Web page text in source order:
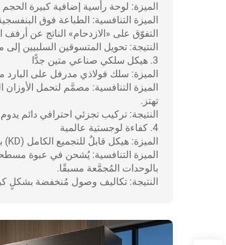
الميزة: لوحة رأسية إضافية كبيرة الحجم بمقاس 500×250 مم ومناطق للعلامة التجارية تمتد على ارتفاع
التفوّق على «الازدحام» الناتج عن أرفف
النتيجة: تحويل المتسوقين السلبيين
3. هيكل سلكي صناعي متين جدًّا
الميزة: سلك فولاذي مدرفل على البارد
الميزة التنافسية: مصمَّم لتحمل الأوزان
تهتز.
النتيجة: تركيب تجزئي احترافي دائم
4. كفاءة لوجستية عالمية
الميزة: هيكل قابلٌ للتجميع الكامل (KD) بنسبة 100% مع أجزاء متشابكة بدقة.
بالوحدات المُجمَّعة مسبقًا.
النتيجة: تكاليف وصول مُنخفضة بشكلٍ